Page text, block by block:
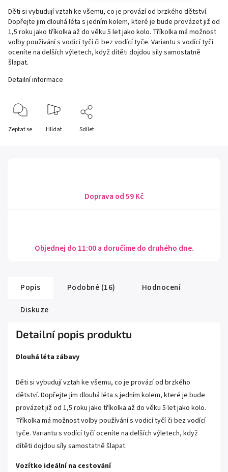
Děti si vybudují vztah ke všemu, co je provází od brzkého dětství.
Dopřejte jim dlouhá léta s jedním kolem, které je bude provázet již od
1,5 roku jako tříkolka až do věku 5 let jako kolo. Tříkolka má možnost
volby používání s vodicí tyčí či bez vodící tyče. Variantu s vodící tyčí
oceníte na delších výletech, když dítěti dojdou síly samostatně
šlapat.
Detailní informace
Zeptat se Hlídat Sdílet
Doprava od 59 Kč
Objednej do 11:00 a doručíme do druhého dne.
Popis Podobné (16)
Hodnocení
Diskuze
Detailní popis produktu
Dlouhá léta zábavy
Děti si vybudují vztah ke všemu, co je provází od brzkého
dětství. Dopřejte jim dlouhá léta s jedním kolem, které je bude
provázet již od 1,5 roku jako tříkolka až do věku 5 let jako kolo.
Tříkolka má možnost volby používání s vodicí tyčí či bez vodící
tyče. Variantu s vodící tyčí oceníte na delších výletech, když
dítěti dojdou síly samostatně šlapat.
Vozítko ideální na cestování